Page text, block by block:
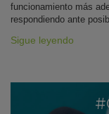
funcionamiento más
respondiendo ante
Sigue leyendo